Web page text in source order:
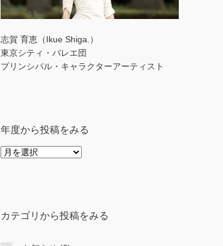
志賀 育恵（Ikue Shiga.）
東京シティ・バレエ団
プリンシパル・キャラクターアーティスト
年度から投稿をみる
年
稿
カテゴリから投稿をみる